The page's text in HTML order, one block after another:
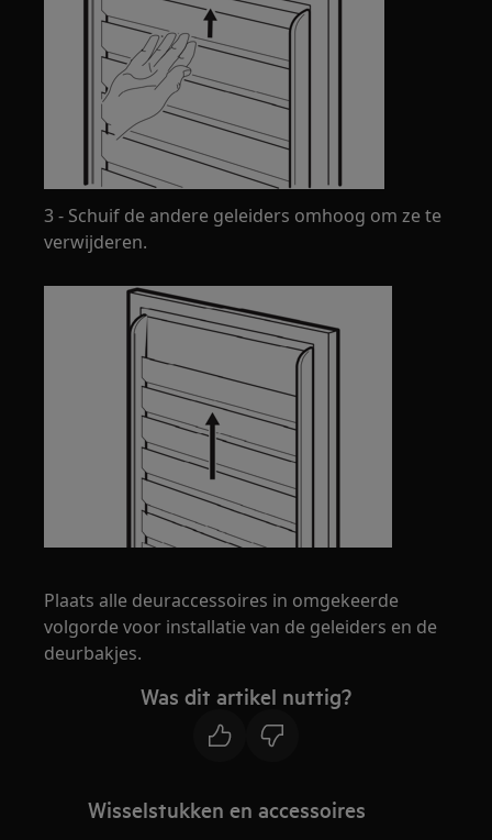
3 - Schuif de andere geleiders omhoog om ze te
verwijderen.
Plaats alle deuraccessoires in omgekeerde
volgorde voor installatie van de geleiders en de
deurbakjes.
Was dit artikel nuttig?
Wisselstukken en accessoires